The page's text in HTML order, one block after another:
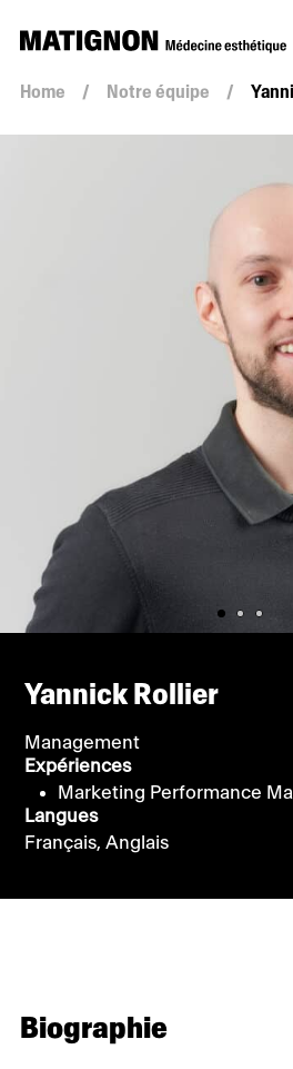
Home / Notre équipe /
Yannick Rollier
Management
Expériences
Marketing Performance
Langues
Français, Anglais
Biographie